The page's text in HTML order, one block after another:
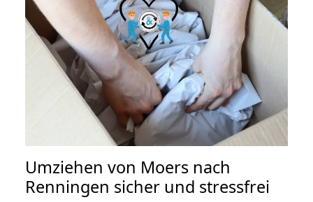
Umziehen von Moers nach
Renningen sicher und stressfrei